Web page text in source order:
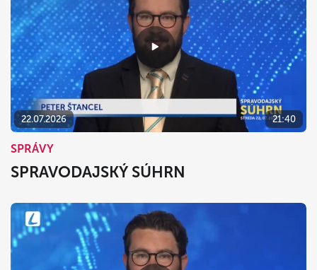
22.07.2026 21:40
SPRÁVY
SPRAVODAJSKÝ SÚHRN